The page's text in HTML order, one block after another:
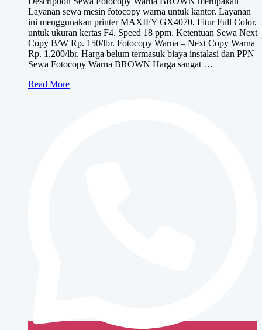
hingga
Rp1,150,000
Layanan sewa mesin fotocopy warna untuk kantor. Layanan
ini menggunakan printer MAXIFY GX4070, Fitur Full Color,
untuk ukuran kertas F4. Speed 18 ppm. Ketentuan Sewa Next
Copy B/W Rp. 150/lbr. Fotocopy Warna – Next Copy Warna
Rp. 1.200/lbr. Harga belum termasuk biaya instalasi dan PPN
Sewa Fotocopy Warna BROWN Harga sangat …
Sewa
Read More